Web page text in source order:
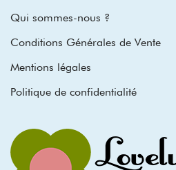
Qui sommes-nous ?
Conditions Générales de Vente
Mentions légales
Politique de confidentialité